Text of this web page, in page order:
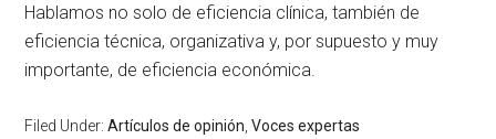
Hablamos no solo de eficiencia clínica, también de
eficiencia téc­nica, organizativa y, por supuesto y muy
importante, de eficiencia económica.
Filed Under:Artículos de opinión ,Voces expertas